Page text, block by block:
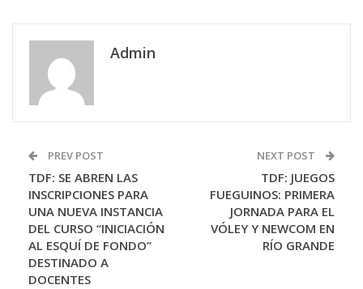
Admin
PREV POST
TDF: SE ABREN LAS
INSCRIPCIONES PARA
UNA NUEVA INSTANCIA
DEL CURSO “INICIACIÓN
AL ESQUÍ DE FONDO”
DESTINADO A
DOCENTES
NEXT POST
TDF: JUEGOS
FUEGUINOS: PRIMERA
JORNADA PARA EL
VÓLEY Y NEWCOM EN
RÍO GRANDE